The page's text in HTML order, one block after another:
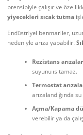
prensibiyle çalışır ve
yiyecekleri sıcak tutma
Endüstriyel benmariler,
nedeniyle arıza yapabilir.
Rezistans
suyunu ısıtamaz.
Termostat
arızalandığında
Açma/Kapama
verebilir ya da